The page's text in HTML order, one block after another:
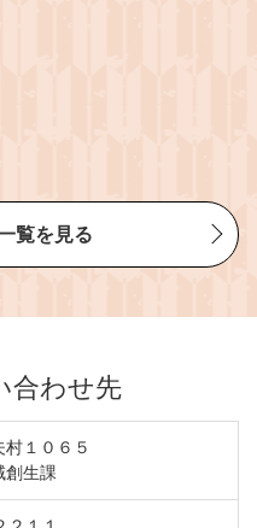
覧を見る
合わせ先
１０６５
生課